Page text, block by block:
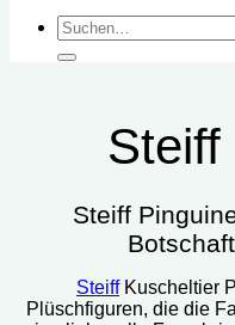
Suchen
nach:
Steiff
Steiff
SteiffKuscheltier
Plüschfiguren, die die